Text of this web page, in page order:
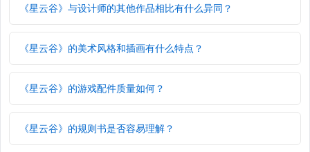
《星云谷》与设计师的其他作品相比有什么异同？
《星云谷》的美术风格和插画有什么特点？
《星云谷》的游戏配件质量如何？
《星云谷》的规则书是否容易理解？